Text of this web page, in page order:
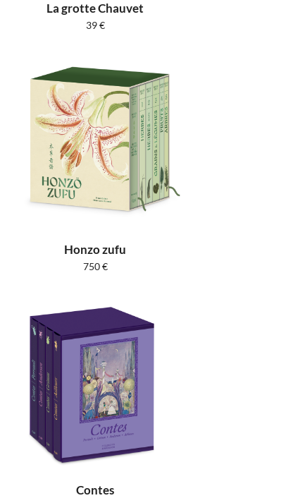
La grotte Chauvet
39€
Honzo zufu
750€
Contes